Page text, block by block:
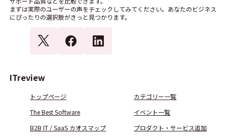
まずは実際のユーザーの声をチェックしてみてください。あなたのビジネス
にぴったりの選択肢がきっと見つかります。
ITreview
トップページ
カテゴリー一覧
The Best Software
イベント一覧
B2B IT / SaaS カオスマップ
プロダクト・サービス追加